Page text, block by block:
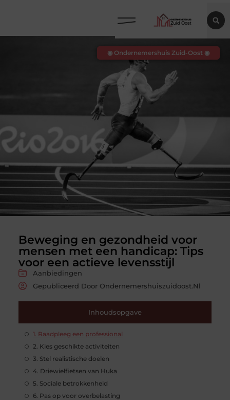
Beweging en gezondheid voor
mensen met een handicap: Tips
voor een actieve levensstijl
Aanbiedingen
Gepubliceerd Door Ondernemershuiszuidoost.nl
Inhoudsopgave
1. Raadpleeg een professional
2. Kies geschikte activiteiten
3. Stel realistische doelen
4. Driewielfietsen van Huka
5. Sociale betrokkenheid
6. Pas op voor overbelasting
◉ Ondernemershuis Zuid-Oost ◉